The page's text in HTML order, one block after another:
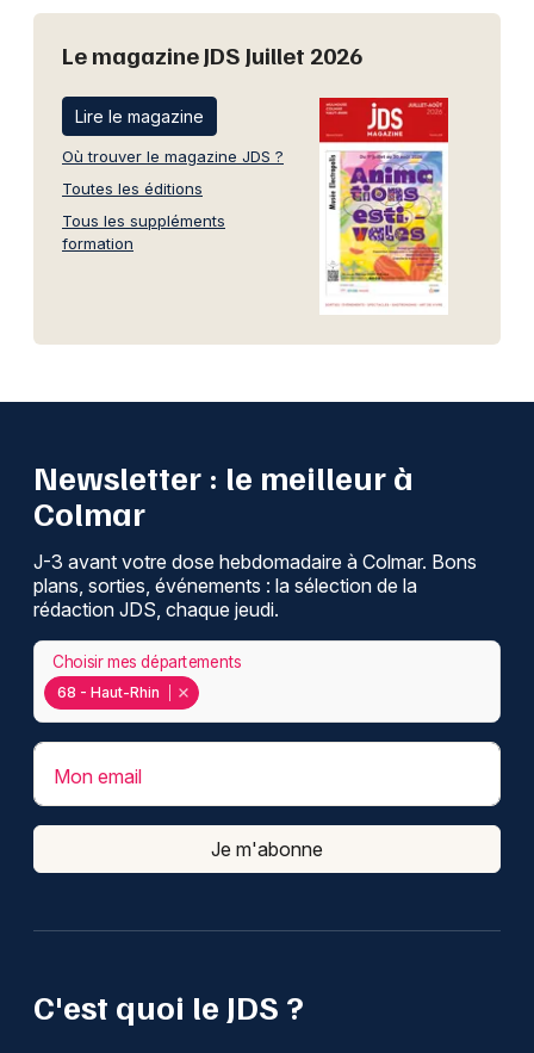
Le magazine JDS Juillet 2026
Lire le magazine
Où trouver le magazine JDS ?
Toutes les éditions
Tous les suppléments
formation
C'est quoi le JDS ?
Newsletter : le meilleur à
Colmar
J-3 avant votre dose hebdomadaire à Colmar. Bons
plans, sorties, événements : la sélection de la
rédaction JDS, chaque jeudi.
68 - Haut-Rhin
Choisir mes départements
Mon email
Je m'abonne